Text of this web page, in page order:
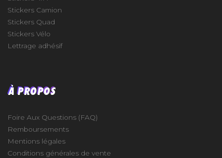
Stickers Camion
Stickers Quad
Stickers Vélo
Lettrage adhésif
À PROPOS
Foire Aux Questions (FAQ)
Remboursements
Mentions légales
Conditions générales de vente